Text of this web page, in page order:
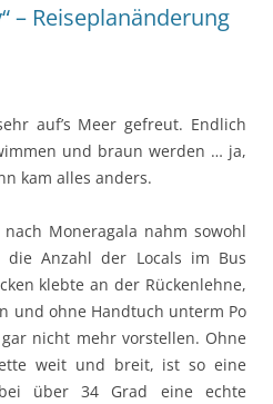
– Reiseplanänderung
auf’s Meer gefreut. Endlich
und braun werden … ja,
kam alles anders.
Moneragala nahm sowohl
Anzahl der Locals im Bus
klebte an der Rückenlehne,
und ohne Handtuch unterm Po
nicht mehr vorstellen. Ohne
weit und breit, ist so eine
über 34 Grad eine echte